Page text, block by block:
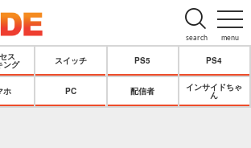
menu
search
ス
ング
スイッチ PS5 PS4
ホ PC 配信者
インサイドちゃ
ん